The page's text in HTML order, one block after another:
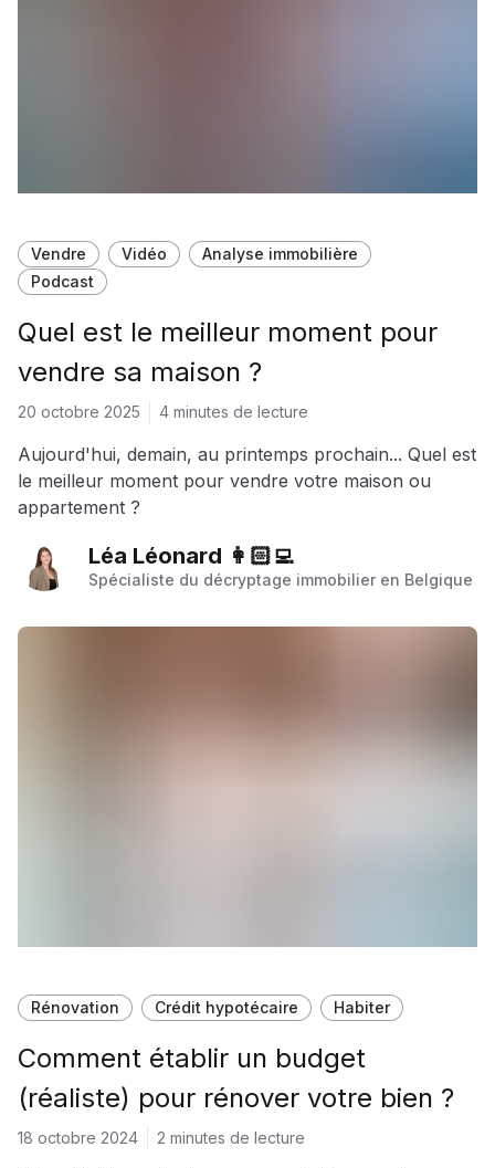
Vendre Vidéo
Analyse immobilière
Podcast
Quel est le meilleur moment pour
vendre sa maison ?
20 octobre 2025 4 minutes de lecture
Aujourd'hui, demain, au printemps prochain... Quel est
le meilleur moment pour vendre votre maison ou
appartement ?
Léa Léonard 👩🏻‍💻
Spécialiste du décryptage immobilier en Belgique
Rénovation Crédit hypotécaire Habiter
Comment établir un budget
(réaliste) pour rénover votre bien ?
18 octobre 2024 2 minutes de lecture